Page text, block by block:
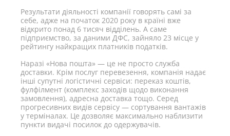
Результати діяльності компанії говорять самі за
себе, адже на початок 2020 року в країні вже
відкрито понад 6 тисяч відділень. А саме
підприємство, за даними ДФС, зайняло 23 місце у
рейтингу найкращих платників податків.
Наразі «Нова пошта» — це не просто служба
доставки. Крім послуг перевезення, компанія надає
інші супутні логістичні сервіси: переказ коштів,
фулфілмент (комплекс заходів щодо виконання
замовлення), адресна доставка тощо. Серед
прогресивних видів сервісу — сортування вантажів
у терміналах. Це дозволяє максимально наблизити
пункти видачі посилок до одержувачів.